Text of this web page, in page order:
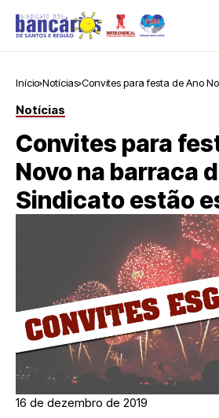
Início Notícias Convites para festa de Ano
Notícias
Convites para
Novo na barraca
Sindicato estão
16 de dezembro de 2019